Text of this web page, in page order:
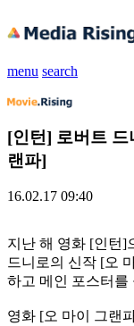
menu search
[인턴] 로버트
랜파]
16.02.17 09:40
지난 해 영화 [인턴]
드니로의 신작 [오
하고 메인 포스터를
영화 [오 마이 그랜